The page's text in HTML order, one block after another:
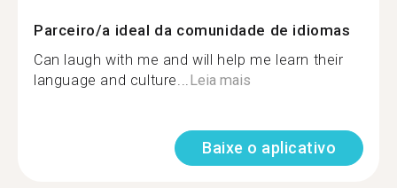
Parceiro/a ideal da comunidade de idiomas
Can laugh with me and will help me learn their
language and culture...Leia mais
Baixe o aplicativo